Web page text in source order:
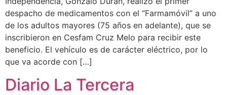
despacho de medicamentos con el “Farmamóvil” a uno
de los adultos mayores (75 años en adelante), que se
inscribieron en Cesfam Cruz Melo para recibir este
beneficio. El vehículo es de carácter eléctrico, por lo
que va acorde con […]
Diario La Tercera